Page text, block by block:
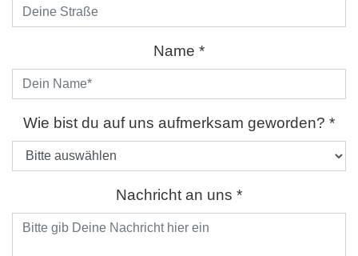
Name *
Wie bist du auf uns aufmerksam geworden? *
Nachricht an uns *